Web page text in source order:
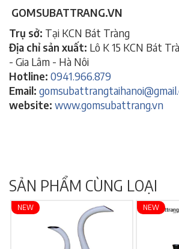
GOMSUBATTRANG.VN
Trụ sở: Tại KCN Bát Tràng
Địa chỉ sản xuất: Lô K 15 KCN Bát
- Gia Lâm - Hà Nôi
Hotline: 0941.966.879
Email:
website: www.gomsubattrang.vn
SẢN PHẨM CÙNG LOẠI
NEW NEW